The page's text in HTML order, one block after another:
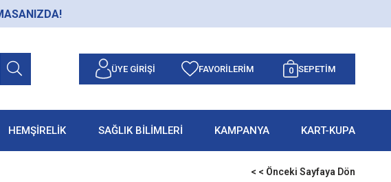
ÜYE GIRIŞI FAVORILERIM SEPETIM
0
HEMŞİRELİK SAĞLIK BİLİMLERİ KAMPANYA KART-KUPA
< < Önceki Sayfaya Dön